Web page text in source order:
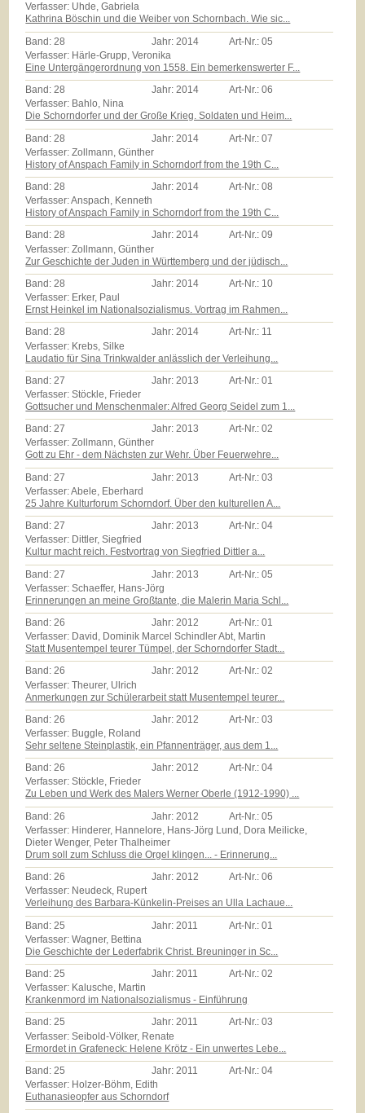
Verfasser: Uhde, Gabriela
Kathrina Böschin und die Weiber von Schornbach. Wie sic...
Band: 28 Jahr: 2014 Art-Nr.:05
Verfasser: Härle-Grupp, Veronika
Eine Untergängerordnung von 1558. Ein bemerkenswerter F...
Band:28 Jahr:2014 Art-Nr.:06
Verfasser: Bahlo, Nina
Die Schorndorfer und der Große Krieg. Soldaten und Heim...
Band: 28 Jahr: 2014 Art-Nr.:07
Verfasser: Zollmann, Günther
History of Anspach Family in Schorndorf from the 19th C...
Band:28 Jahr:2014 Art-Nr.:08
Verfasser: Anspach, Kenneth
History of Anspach Family in Schorndorf from the 19th C...
Band:28 Jahr:2014 Art-Nr.:09
Verfasser: Zollmann, Günther
Zur Geschichte der Juden in Württemberg und der jüdisch...
Band:28 Jahr:2014 Art-Nr.: 10
Verfasser: Erker, Paul
Ernst Heinkel im Nationalsozialismus. Vortrag im Rahmen...
Band:28 Jahr:2014 Art-Nr.: 11
Verfasser: Krebs, Silke
Laudatio für Sina Trinkwalder anlässlich der Verleihung...
Band: 27 Jahr: 2013 Art-Nr.:01
Verfasser: Stöckle, Frieder
Gottsucher und Menschenmaler: Alfred Georg Seidel zum 1...
Band:27 Jahr:2013 Art-Nr.:02
Verfasser: Zollmann, Günther
Gott zu Ehr - dem Nächsten zur Wehr. Über Feuerwehre...
Band: 27 Jahr: 2013 Art-Nr.:03
Verfasser: Abele, Eberhard
25 Jahre Kulturforum Schorndorf. Über den kulturellen A...
Band:27 Jahr:2013 Art-Nr.:04
Verfasser: Dittler, Siegfried
Kultur macht reich. Festvortrag von Siegfried Dittler a...
Band: 27 Jahr: 2013 Art-Nr.:05
Verfasser: Schaeffer, Hans-Jörg
Erinnerungen an meine Großtante, die Malerin Maria Schl...
Band:26 Jahr:2012 Art-Nr.:01
Verfasser: David, Dominik Marcel Schindler Abt, Martin
Statt Musentempel teurer Tümpel, der Schorndorfer Stadt...
Band:26 Jahr:2012 Art-Nr.:02
Verfasser: Theurer, Ulrich
Anmerkungen zur Schülerarbeit statt Musentempel teurer...
Band:26 Jahr:2012 Art-Nr.:03
Verfasser: Buggle, Roland
Sehr seltene Steinplastik, ein Pfannenträger, aus dem 1...
Band:26 Jahr:2012 Art-Nr.:04
Verfasser: Stöckle, Frieder
Zu Leben und Werk des Malers Werner Oberle (1912-1990) ...
Band: 26 Jahr: 2012 Art-Nr.:05
Verfasser: Hinderer, Hannelore, Hans-Jörg Lund, Dora Meilicke,
Dieter Wenger, Peter Thalheimer
Drum soll zum Schluss die Orgel klingen... - Erinnerung...
Band:26 Jahr:2012 Art-Nr.:06
Verfasser: Neudeck, Rupert
Verleihung des Barbara-Künkelin-Preises an Ulla Lachaue...
Band: 25 Jahr: 2011 Art-Nr.:01
Verfasser: Wagner, Bettina
Die Geschichte der Lederfabrik Christ. Breuninger in Sc...
Band:25 Jahr:2011 Art-Nr.:02
Verfasser: Kalusche, Martin
Krankenmord im Nationalsozialismus - Einführung
Band:25 Jahr:2011 Art-Nr.:03
Verfasser: Seibold-Völker, Renate
Ermordet in Grafeneck: Helene Krötz - Ein unwertes Lebe...
Band:25 Jahr:2011 Art-Nr.:04
Verfasser: Holzer-Böhm, Edith
Euthanasieopfer aus Schorndorf